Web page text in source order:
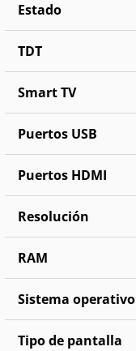
Estado
TDT
Smart TV
Puertos USB
Puertos HDMI
Resolución
RAM
Sistema operativo
Tipo de pantalla